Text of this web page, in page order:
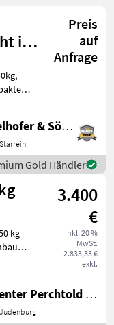
in
Preis
auf
Anfrage
Wingelhofer & Söhne GmbH
Gold Händler
3.400
€
inkl. 20 %
MwSt.
2.833,33 €
exkl.
kg
ACA Center Perchtold - Perchtold & Sohn GmbH